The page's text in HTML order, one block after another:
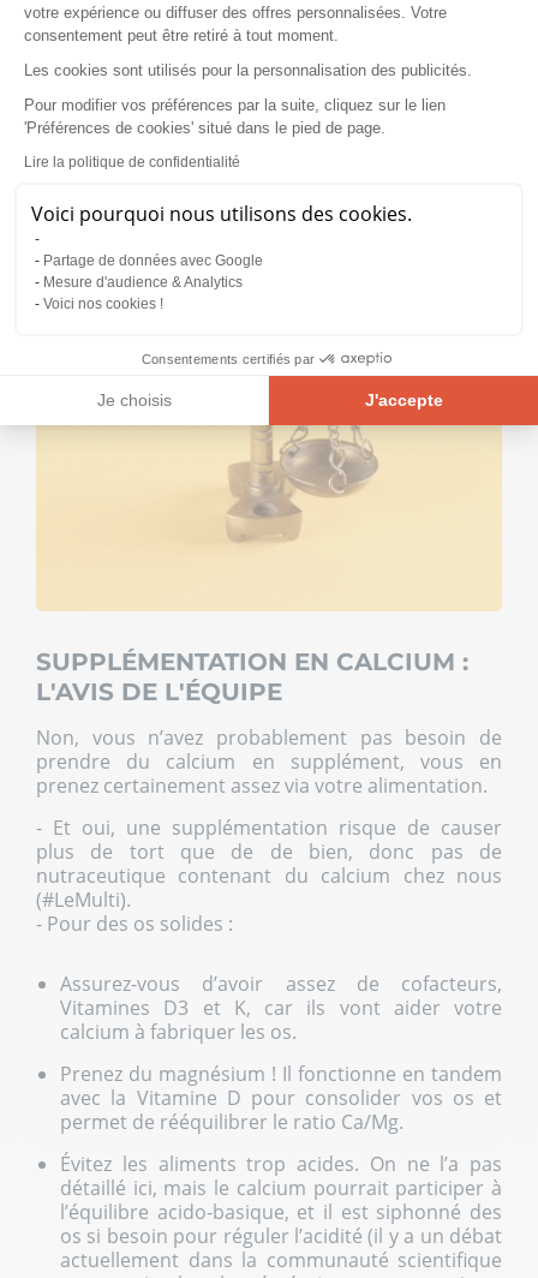
votre expérience ou diffuser des offres personnalisées. Votre
consentement peut être retiré à tout moment.
Les cookies sont utilisés pour la personnalisation des publicités.
Pour modifier vos préférences par la suite, cliquez sur le lien
'Préférences de cookies' situé dans le pied de page.
Lire la politique de confidentialité
Voici pourquoi nous utilisons des cookies.
Partage de données avec Google
Mesure d'audience & Analytics
Voici nos cookies !
Consentements certifiés par
Je choisis J'accepte
Plateforme de Gestion du Consentement : Personnalisez vos
Notre plateforme vous permet d'adapter et de gérer vos
Attention, on parle bien d’effets liés à la prise de
calcium en nutraceutique, pas à l’apport en
calcium via l’alimentation. N’allez pas jeter ce bon
comme il faut.
SUPPLÉMENTATION EN CALCIUM :
L'AVIS DE L'ÉQUIPE
Non, vous n’avez probablement pas besoin de
prendre du calcium en supplément, vous en
prenez certainement assez via votre alimentation.
- Et oui, une supplémentation risque de causer
plus de tort que de de bien, donc pas de
nutraceutique contenant du calcium chez nous
(#LeMulti).
- Pour des os solides :
Assurez-vous d’avoir assez de cofacteurs,
Vitamines D3 et K, car ils vont aider votre
calcium à fabriquer les os.
Prenez du magnésium ! Il fonctionne en tandem
avec la Vitamine D pour consolider vos os et
permet de rééquilibrer le ratio Ca/Mg.
Évitez les aliments trop acides. On ne l’a pas
détaillé ici, mais le calcium pourrait participer à
l’équilibre acido-basique, et il est siphonné des
os si besoin pour réguler l’acidité (il y a un débat
actuellement dans la communauté scientifique